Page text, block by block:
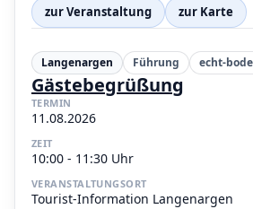
zur Veranstaltung zur Karte
Langenargen Führung echt-
Gästebegrüßung
TERMIN
11.08.2026
ZEIT
10:00 - 11:30 Uhr
VERANSTALTUNGSORT
Tourist-Information Langenargen